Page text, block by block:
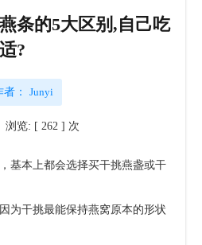
条的5大区别,自己吃
?
者：Junyi
浏览: [ 262 ] 次
，基本上都会选择买干挑燕盏或干
为干挑最能保持燕窝原本的形状